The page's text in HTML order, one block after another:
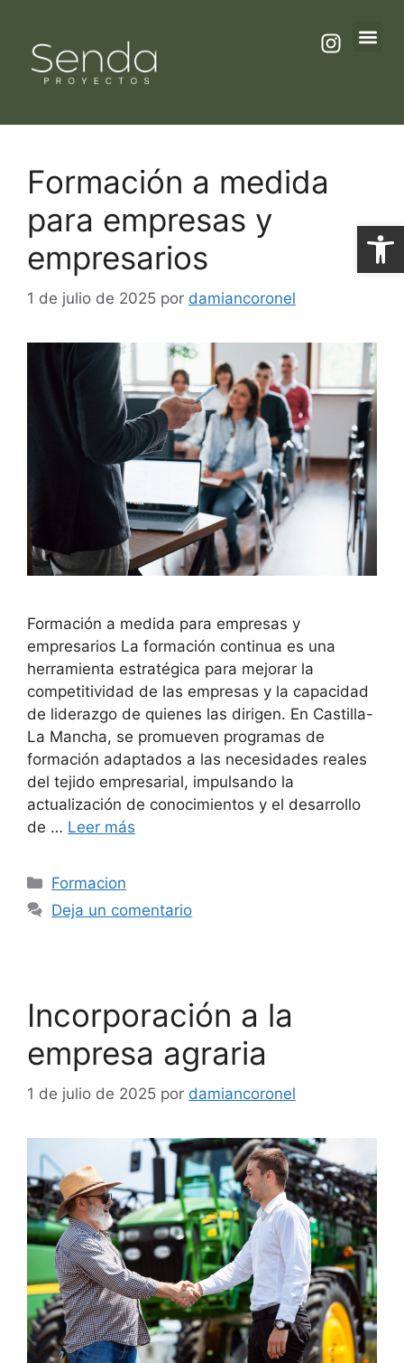
Abrir
Formacion
Formación a medida
para empresas y
empresarios
1 de julio de 2025 por damiancoronel
Formación a medida para empresas y
empresarios La formación continua es una
herramienta estratégica para mejorar la
competitividad de las empresas y la capacidad
de liderazgo de quienes las dirigen. En Castilla-
La Mancha, se promueven programas de
formación adaptados a las necesidades reales
del tejido empresarial, impulsando la
actualización de conocimientos y el desarrollo
de … Leer más
Formacion
Deja un comentario
Incorporación a la
empresa agraria
1 de julio de 2025 por damiancoronel